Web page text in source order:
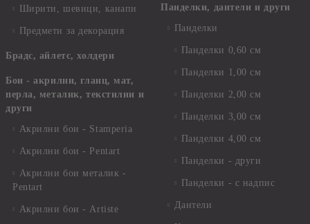
Ширити, шевици, канапи
Предмети за декорация
Брадс, айлетс, холдери
Бои - акрилни, гланц, мат,
перла, металик, текстилни и
други
Акрилни бои - Stamperia
Акрилни бои - Pentart
Акрилни бои металик -
Pentart
Акрилни бои - Artiste
Панделки, дантели и други
Панделки
Панделки 0,60 см
Панделки 1,00 см
Панделки 2,00 см
Панделки 3,00 см
Панделки 4,00 см
Панделки - други
Панделки - с надпис
Дантели